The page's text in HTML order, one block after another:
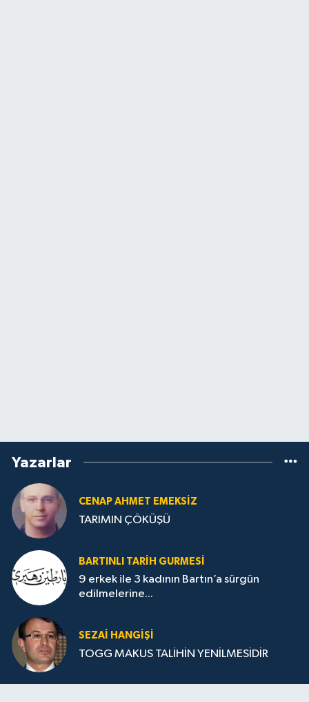
Yazarlar
CENAP AHMET EMEKSİZ
TARIMIN ÇÖKÜŞÜ
BARTINLI TARIH GURMESI
9 erkek ile 3 kadının Bartın’a sürgün
edilmelerine...
SEZAI HANGİŞİ
TOGG MAKUS TALİHİN YENİLMESİDİR